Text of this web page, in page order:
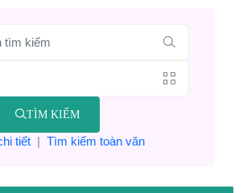
TÌM KIẾM
tiết| Tìm kiếm toàn văn